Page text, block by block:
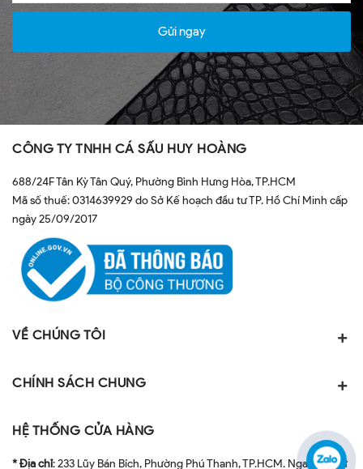
Gửi ngay
CÔNG TY TNHH CÁ SẤU HUY HOÀNG
688/24F Tân Kỳ Tân Quý, Phường Bình Hưng Hòa, TP.HCM
Mã số thuế: 0314639929 do Sở Kế hoạch đầu tư TP. Hồ Chí Minh cấp
ngày 25/09/2017
VỀ CHÚNG TÔI
CHÍNH SÁCH CHUNG
HỆ THỐNG CỬA HÀNG
* Địa chỉ: 233 Lũy Bán Bích, Phường Phú Thạnh, TP.HCM. Ngay ngã tư